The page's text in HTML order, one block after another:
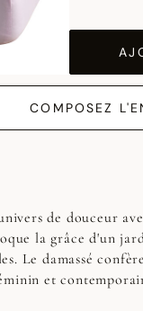
COMPOSEZ
de douceur
la grâce d'un
Le damassé
et